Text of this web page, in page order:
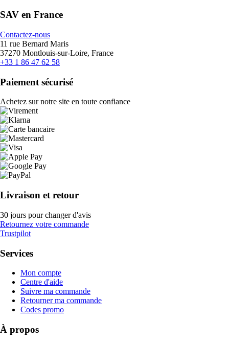
SAV en France
Contactez-nous
11 rue Bernard Maris
37270 Montlouis-sur-Loire, France
+33 1 86 47 62 58
Paiement sécurisé
Achetez sur notre site en toute confiance
Livraison et retour
30 jours pour changer d'avis
Retournez votre commande
Trustpilot
Services
Mon compte
Centre d'aide
Suivre ma commande
Retourner ma commande
Codes promo
À propos